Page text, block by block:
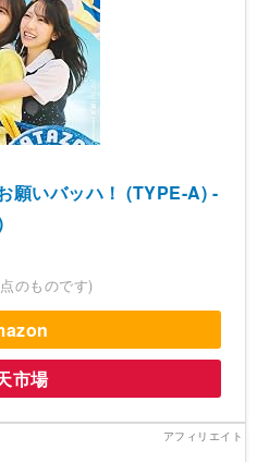
願いバッハ！ (TYPE-A) -
のものです)
市場